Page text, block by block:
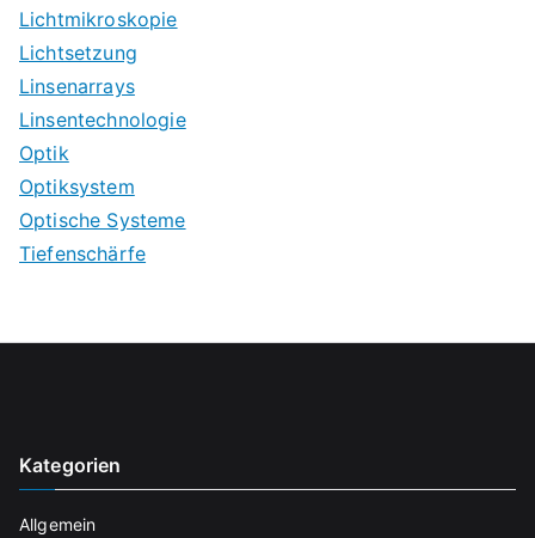
Lichtmikroskopie
Lichtsetzung
Linsenarrays
Linsentechnologie
Optik
Optiksystem
Optische Systeme
Tiefenschärfe
Kategorien
Allgemein